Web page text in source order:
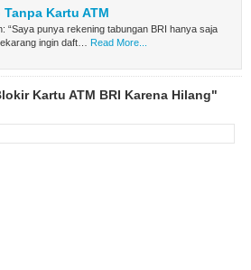
Tanpa Kartu ATM
“Saya punya rekening tabungan BRI hanya saja
ingin daft…
Read More...
Kartu ATM BRI Karena Hilang"